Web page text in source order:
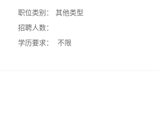
职位类别：
其他类型
招聘人数：
学历要求：
不限